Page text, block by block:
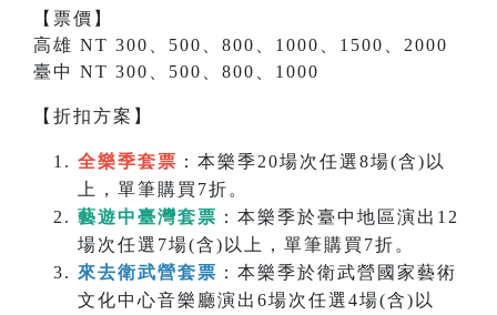
【票價】
高雄 NT 300、500、800、1000、1500、2000
臺中 NT 300、500、800、1000
【折扣方案】
全樂季套票 ：本樂季20場次任選8場(含)以
上，單筆購買7折。
藝遊中臺灣套票 ：本樂季於臺中地區演出12
場次任選7場(含)以上，單筆購買7折。
來去衛武營套票 ：本樂季於衛武營國家藝術
文化中心音樂廳演出6場次任選4場(含)以